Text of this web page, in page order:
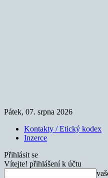
Pátek, 07. srpna 2026
Kontakty / Etický kodex
Inzerce
Přihlásit se
Vítejte! přihlášení k účtu